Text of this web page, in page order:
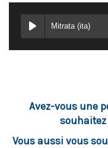
Mitrata (ita)
Avez-vous une
Vous aussi vous